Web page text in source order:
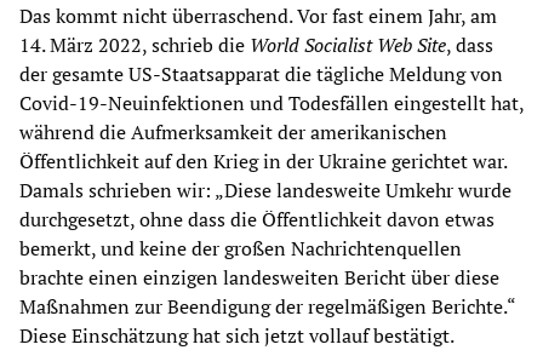
Das kommt nicht überraschend. Vor fast einem Jahr, am
14. März 2022, schrieb die World Socialist Web Site, dass
der gesamte US-Staatsapparat die tägliche Meldung von
Covid-19-Neuinfektionen und Todesfällen eingestellt hat,
während die Aufmerksamkeit der amerikanischen
Öffentlichkeit auf den Krieg in der Ukraine gerichtet war.
Damals schrieben wir: „Diese landesweite Umkehr wurde
durchgesetzt, ohne dass die Öffentlichkeit davon etwas
bemerkt, und keine der großen Nachrichtenquellen
brachte einen einzigen landesweiten Bericht über diese
Maßnahmen zur Beendigung der regelmäßigen Berichte.“
Diese Einschätzung hat sich jetzt vollauf bestätigt.